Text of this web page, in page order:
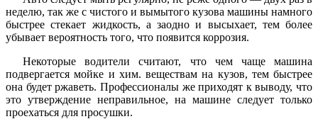
неделю, так же с чистого и вымытого кузова машины намного
быстрее стекает жидкость, а заодно и высыхает, тем более
убывает вероятность того, что появится коррозия.
Некоторые водители считают, что чем чаще машина
подвергается мойке и хим. веществам на кузов, тем быстрее
она будет ржаветь. Профессионалы же приходят к выводу, что
это утверждение неправильное, на машине следует только
проехаться для просушки.